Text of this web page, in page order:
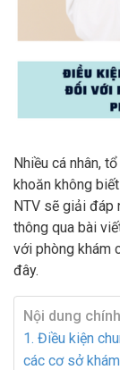
Nhiều cá nhân,
khoăn không
NTV sẽ giải đáp
thông qua bài
với phòng khám
đây.
Nội dung chính
1. Điều kiện
các cơ sở